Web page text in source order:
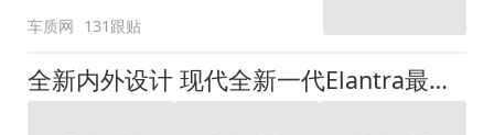
车质网 131跟贴
全新内外设计 现代全新一代Elantra最新消息曝光